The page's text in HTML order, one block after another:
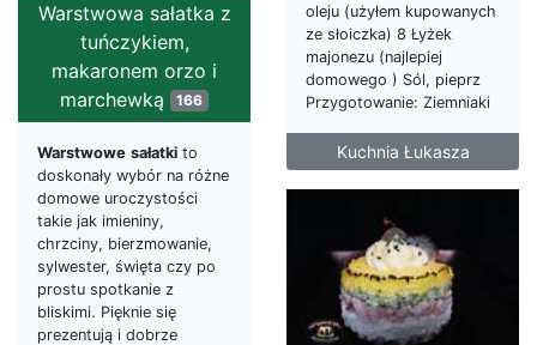
oleju (użyłem kupowanych
ze słoiczka) 8 Łyżek
majonezu (najlepiej
domowego ) Sól, pieprz
Przygotowanie: Ziemniaki
Kuchnia Łukasza
Warstwowa sałatka z
tuńczykiem,
makaronem orzo i
marchewką 166
Warstwowe sałatki to
doskonały wybór na różne
domowe uroczystości
takie jak imieniny,
chrzciny, bierzmowanie,
sylwester, święta czy po
prostu spotkanie z
bliskimi. Pięknie się
prezentują i dobrze